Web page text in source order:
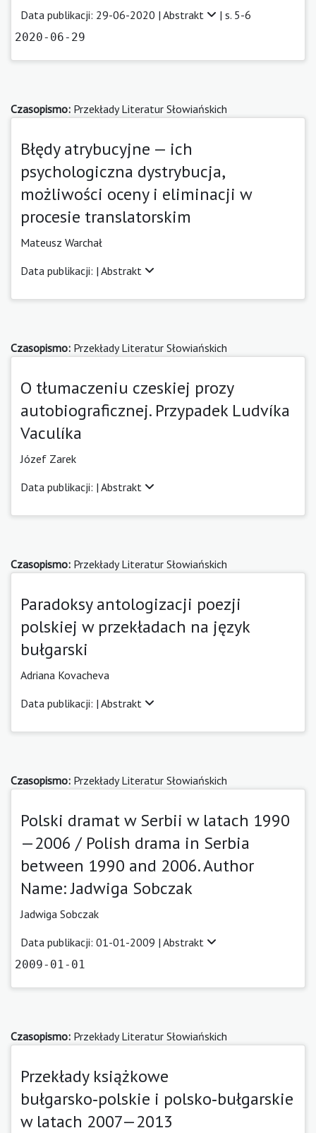
Data publikacji: 29-06-2020 | Abstrakt | s. 5-6
2020-06-29
Czasopismo: Przekłady Literatur Słowiańskich
Błędy atrybucyjne — ich
psychologiczna dystrybucja,
możliwości oceny i eliminacji w
procesie translatorskim
Mateusz Warchał
Data publikacji: | Abstrakt
Czasopismo: Przekłady Literatur Słowiańskich
O tłumaczeniu czeskiej prozy
autobiograficznej. Przypadek Ludvíka
Vaculíka
Józef Zarek
Data publikacji: | Abstrakt
Czasopismo: Przekłady Literatur Słowiańskich
Paradoksy antologizacji poezji
polskiej w przekładach na język
bułgarski
Adriana Kovacheva
Data publikacji: | Abstrakt
Czasopismo: Przekłady Literatur Słowiańskich
Polski dramat w Serbii w latach 1990
—2006 / Polish drama in Serbia
between 1990 and 2006. Author
Name: Jadwiga Sobczak
Jadwiga Sobczak
Data publikacji: 01-01-2009 | Abstrakt
2009-01-01
Czasopismo: Przekłady Literatur Słowiańskich
Przekłady książkowe
bułgarsko‑polskie i polsko‑bułgarskie
w latach 2007—2013